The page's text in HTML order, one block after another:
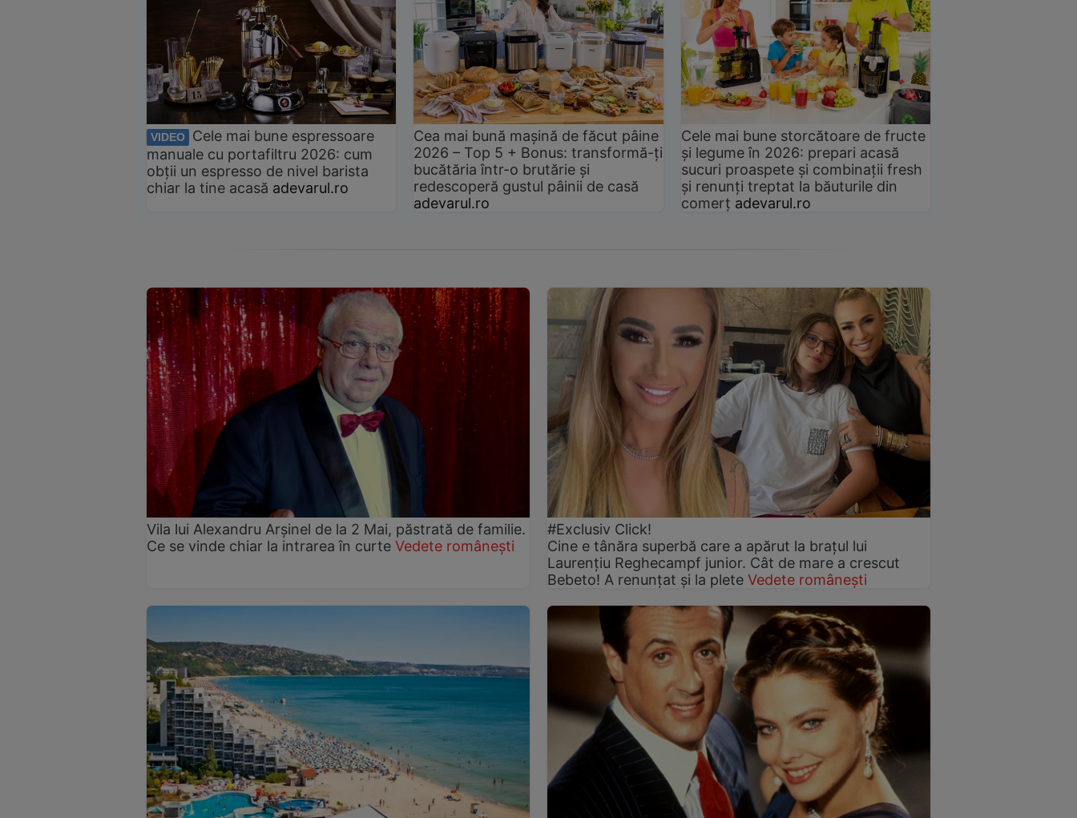
VIDEO
Cele mai bune espressoare
manuale cu portafiltru 2026: cum
obții un espresso de nivel barista
chiar la tine acasă adevarul.ro
Cea mai bună mașină de făcut pâine
2026 – Top 5 + Bonus: transformă-ți
bucătăria într-o brutărie și
redescoperă gustul pâinii de casă
adevarul.ro
Cele mai bune storcătoare de fructe
și legume în 2026: prepari acasă
sucuri proaspete și combinații fresh
și renunți treptat la băuturile din
comerț adevarul.ro
Vila lui Alexandru Arșinel de la 2 Mai, păstrată de familie.
Ce se vinde chiar la intrarea în curte Vedete românești
#Exclusiv Click!
Cine e tânăra superbă care a apărut la brațul lui
Laurențiu Reghecampf junior. Cât de mare a crescut
Bebeto! A renunțat și la plete Vedete românești